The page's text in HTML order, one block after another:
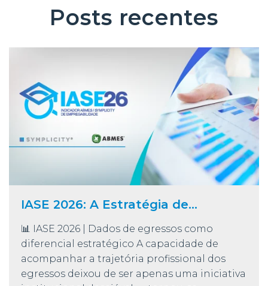
Posts recentes
IASE 2026: A Estratégia de...
📊 IASE 2026 | Dados de egressos como
diferencial estratégico A capacidade de
acompanhar a trajetória profissional dos
egressos deixou de ser apenas uma iniciativa